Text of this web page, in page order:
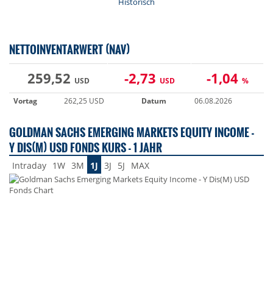
NETTOINVENTARWERT (NAV)
259,52 USD -2,73 USD -1,04 %
Vortag
262,25 USD Datum 06.08.2026
GOLDMAN SACHS EMERGING MARKETS EQUITY INCOME -
Y DIS(M) USD FONDS KURS - 1 JAHR
Intraday 1W 3M 1J 3J 5J MAX